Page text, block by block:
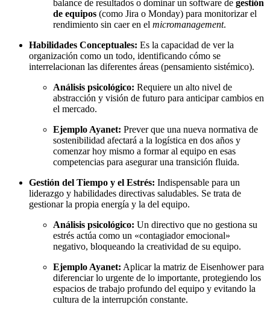
balance de resultados o dominar un software de gestión
de equipos (como Jira o Monday) para monitorizar el
rendimiento sin caer en el micromanagement.
Habilidades Conceptuales: Es la capacidad de ver la
organización como un todo, identificando cómo se
interrelacionan las diferentes áreas (pensamiento sistémico).
Análisis psicológico: Requiere un alto nivel de
abstracción y visión de futuro para anticipar cambios en
el mercado.
Ejemplo Ayanet: Prever que una nueva normativa de
sostenibilidad afectará a la logística en dos años y
comenzar hoy mismo a formar al equipo en esas
competencias para asegurar una transición fluida.
Gestión del Tiempo y el Estrés: Indispensable para un
liderazgo y habilidades directivas saludables. Se trata de
gestionar la propia energía y la del equipo.
Análisis psicológico: Un directivo que no gestiona su
estrés actúa como un «contagiador emocional»
negativo, bloqueando la creatividad de su equipo.
Ejemplo Ayanet: Aplicar la matriz de Eisenhower para
diferenciar lo urgente de lo importante, protegiendo los
espacios de trabajo profundo del equipo y evitando la
cultura de la interrupción constante.